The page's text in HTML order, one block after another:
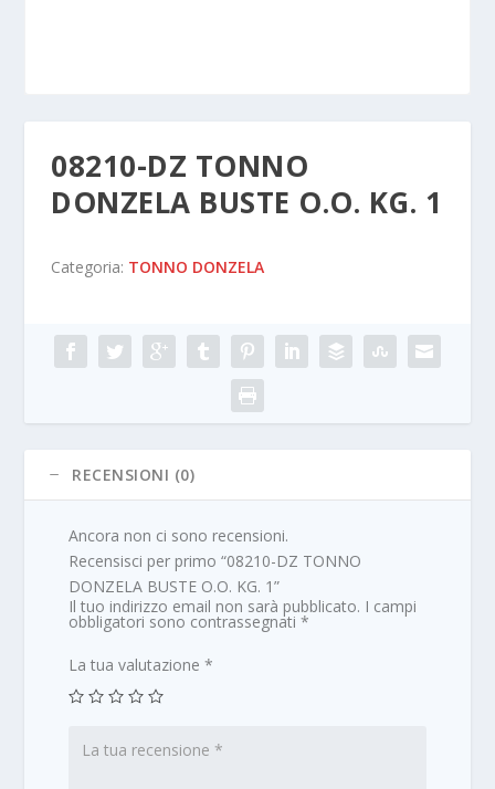
08210-DZ TONNO
DONZELA BUSTE O.O. KG. 1
Categoria: TONNO DONZELA
RECENSIONI (0)
Ancora non ci sono recensioni.
Recensisci per primo “08210-DZ TONNO
DONZELA BUSTE O.O. KG. 1”
Il tuo indirizzo email non sarà pubblicato. I campi
obbligatori sono contrassegnati*
La tua valutazione*